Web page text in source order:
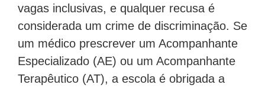
vagas inclusivas, e qualquer recusa é
considerada um crime de discriminação. Se
um médico prescrever um Acompanhante
Especializado (AE) ou um Acompanhante
Terapêutico (AT), a escola é obrigada a